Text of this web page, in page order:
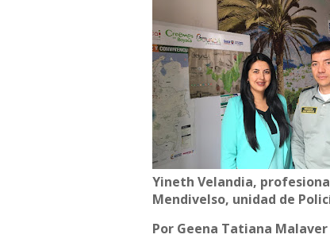
Yineth Velandia,
Mendivelso, unidad de
Por Geena Tatiana